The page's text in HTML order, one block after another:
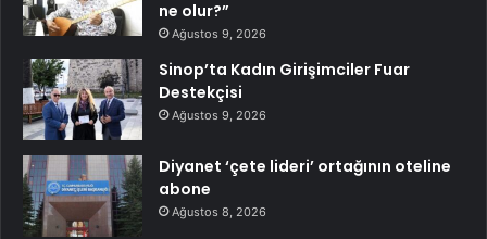
ne olur?”
Ağustos 9, 2026
Sinop’ta Kadın Girişimciler Fuar
Destekçisi
Ağustos 9, 2026
Diyanet ‘çete lideri’ ortağının oteline
abone
Ağustos 8, 2026